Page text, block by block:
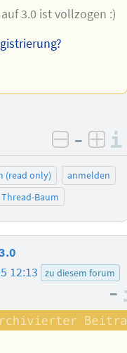
3.0 ist vollzogen :)
negativ
–
(read only)
anmelden
Baum
12:13 zu diesem forum
–